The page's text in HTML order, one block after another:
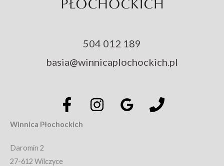
504 012 189
basia@winnicaplochockich.pl
Winnica Płochockich
Daromin 2
27-612 Wilczyce